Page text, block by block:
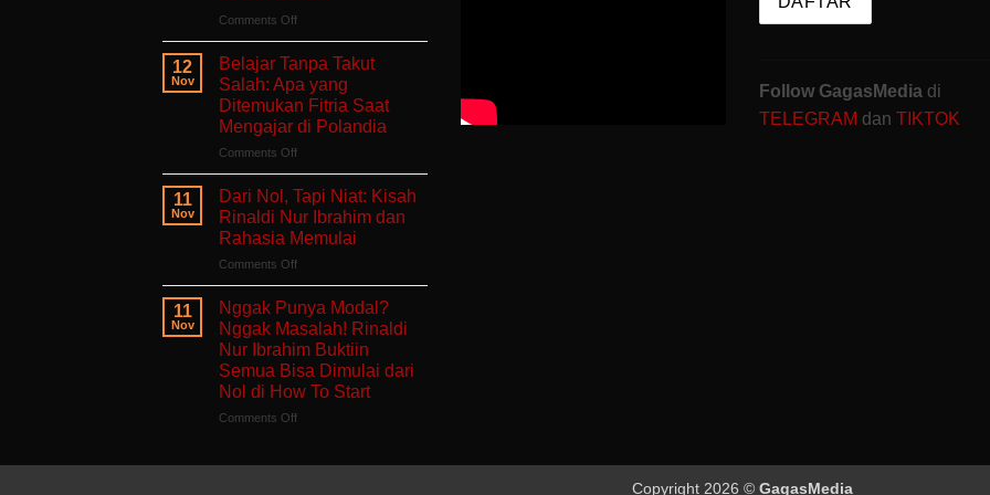
Aman
yang
Sedang
Berjuang
Comments Offon
Untukmu
Singgah
dan
Bercerita:
Buku
Self-
Tentang
Pulang
ke
Diri
Sendiri
12
Nov
Belajar Tanpa Takut
Salah: Apa yang
Ditemukan Fitria Saat
Mengajar di Polandia
Comments Offon
Tanpa
Takut
Salah:
Apa
yang
Ditemukan
Fitria
Saat
Mengajar
di
Polandia
11
Nov
Dari Nol, Tapi Niat: Kisah
Rinaldi Nur Ibrahim dan
Rahasia Memulai
Comments Offon
Tapi
Niat:
Kisah
Rinaldi
Nur
Ibrahim
Memulai
11
Nov
Nggak Punya Modal?
Nggak Masalah! Rinaldi
Nur Ibrahim Buktiin
Semua Bisa Dimulai dari
Nol di How To Start
Comments Offon
Follow GagasMedia di
TELEGRAM dan TIKTOK
Copyright 2026 © GagasMedia